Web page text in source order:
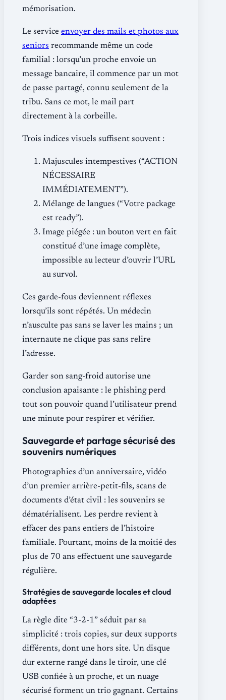
mémorisation.
Le service envoyer des mails et photos aux
seniors recommande même un code
familial : lorsqu’un proche envoie un
message bancaire, il commence par un mot
de passe partagé, connu seulement de la
tribu. Sans ce mot, le mail part
directement à la corbeille.
Trois indices visuels suffisent souvent :
Majuscules intempestives (“ACTION
NÉCESSAIRE
IMMÉDIATEMENT”).
Mélange de langues (“Votre package
est ready”).
Image piégée : un bouton vert en fait
constitué d’une image complète,
impossible au lecteur d’ouvrir l’URL
au survol.
Ces garde-fous deviennent réflexes
lorsqu’ils sont répétés. Un médecin
n’ausculte pas sans se laver les mains ; un
internaute ne clique pas sans relire
l’adresse.
Garder son sang-froid autorise une
conclusion apaisante : le phishing perd
tout son pouvoir quand l’utilisateur prend
une minute pour respirer et vérifier.
Sauvegarde et partage sécurisé des
souvenirs numériques
Photographies d’un anniversaire, vidéo
d’un premier arrière-petit-fils, scans de
documents d’état civil : les souvenirs se
dématérialisent. Les perdre revient à
effacer des pans entiers de l’histoire
familiale. Pourtant, moins de la moitié des
plus de 70 ans effectuent une sauvegarde
régulière.
Stratégies de sauvegarde locales et cloud
adaptées
La règle dite “3-2-1” séduit par sa
simplicité : trois copies, sur deux supports
différents, dont une hors site. Un disque
dur externe rangé dans le tiroir, une clé
USB confiée à un proche, et un nuage
sécurisé forment un trio gagnant. Certains